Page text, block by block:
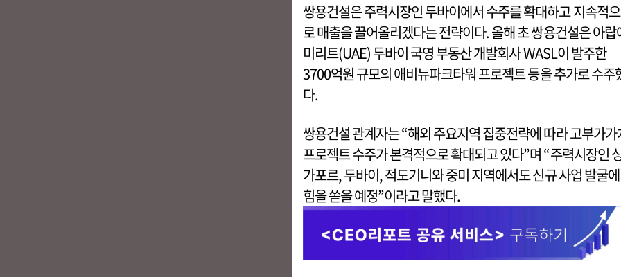
쌍용건설은 주력시장인 두바이에서 수주를 확대하고 지속적으
로 매출을 끌어올리겠다는 전략이다. 올해 초 쌍용건설은 아랍
미리트(UAE) 두바이 국영 부동산 개발회사 WASL이 발주한
3700억원 규모의 애비뉴파크타워 프로젝트 등을 추가로 수주
다.
쌍용건설 관계자는 “해외 주요지역 집중전략에 따라 고부가가
프로젝트 수주가 본격적으로 확대되고 있다”며 “주력시장인
가포르, 두바이, 적도기니와 중미 지역에서도 신규 사업 발굴에
힘을 쏟을 예정”이라고 말했다.